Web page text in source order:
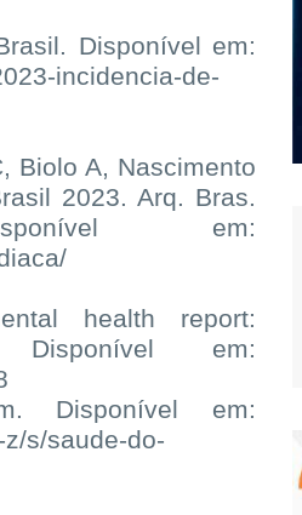
Disponível em:
incidencia-de-
Biolo A, Nascimento
2023. Arq. Bras.
em:
health report:
em:
Disponível em:
s/saude-do-